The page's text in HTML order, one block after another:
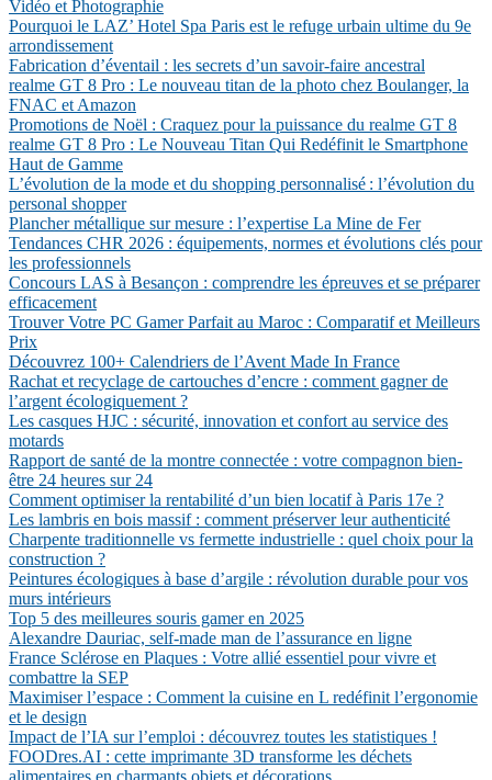
Vidéo et Photographie
Pourquoi le LAZ’ Hotel Spa Paris est le refuge urbain ultime du 9e
arrondissement
Fabrication d’éventail : les secrets d’un savoir-faire ancestral
realme GT 8 Pro : Le nouveau titan de la photo chez Boulanger, la
FNAC et Amazon
Promotions de Noël : Craquez pour la puissance du realme GT 8
realme GT 8 Pro : Le Nouveau Titan Qui Redéfinit le Smartphone
Haut de Gamme
L’évolution de la mode et du shopping personnalisé : l’évolution du
personal shopper
Plancher métallique sur mesure : l’expertise La Mine de Fer
Tendances CHR 2026 : équipements, normes et évolutions clés pour
les professionnels
Concours LAS à Besançon : comprendre les épreuves et se préparer
efficacement
Trouver Votre PC Gamer Parfait au Maroc : Comparatif et Meilleurs
Prix
Découvrez 100+ Calendriers de l’Avent Made In France
Rachat et recyclage de cartouches d’encre : comment gagner de
l’argent écologiquement ?
Les casques HJC : sécurité, innovation et confort au service des
motards
Rapport de santé de la montre connectée : votre compagnon bien-
être 24 heures sur 24
Comment optimiser la rentabilité d’un bien locatif à Paris 17e ?
Les lambris en bois massif : comment préserver leur authenticité
Charpente traditionnelle vs fermette industrielle : quel choix pour la
construction ?
Peintures écologiques à base d’argile : révolution durable pour vos
murs intérieurs
Top 5 des meilleures souris gamer en 2025
Alexandre Dauriac, self-made man de l’assurance en ligne
France Sclérose en Plaques : Votre allié essentiel pour vivre et
combattre la SEP
Maximiser l’espace : Comment la cuisine en L redéfinit l’ergonomie
et le design
Impact de l’IA sur l’emploi : découvrez toutes les statistiques !
FOODres.AI : cette imprimante 3D transforme les déchets
alimentaires en charmants objets et décorations